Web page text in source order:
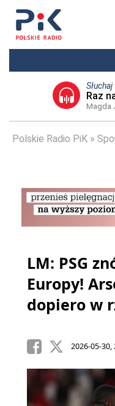
Raz
Magda
Polskie Radio PiK
LM: PSG
Europy!
dopiero w
2026-05-30,